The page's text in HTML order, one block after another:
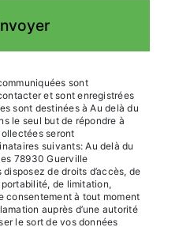
sont
et sont enregistrées
sont destinées à Au delà du
le seul but de répondre à
seront
suivants: Au delà du
78930 Guerville
de droits d’accès, de
de limitation,
consentement à tout moment
auprès d’une autorité
le sort de vos données